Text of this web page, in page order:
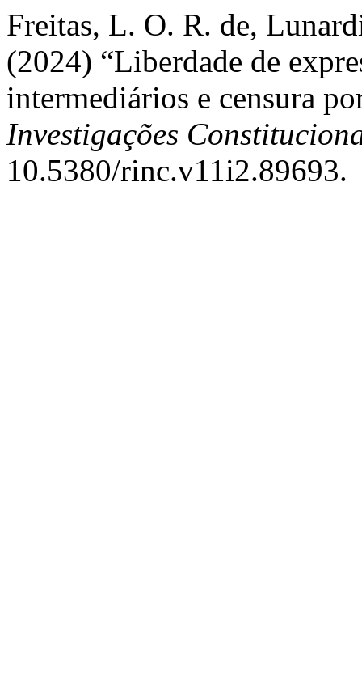
Freitas, L. O. R. de,
(2024) “Liberdade de
intermediários e censura
Investigações
10.5380/rinc.v11i2.89693.